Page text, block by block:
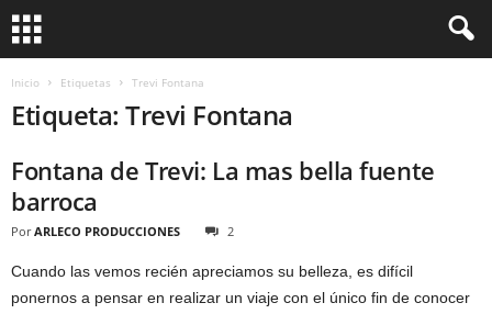
Inicio Etiquetas Trevi Fontana
Etiqueta: Trevi Fontana
Fontana de Trevi: La mas bella fuente
barroca
Por ARLECO PRODUCCIONES 2
Cuando las vemos recién apreciamos su belleza, es difícil
ponernos a pensar en realizar un viaje con el único fin de conocer